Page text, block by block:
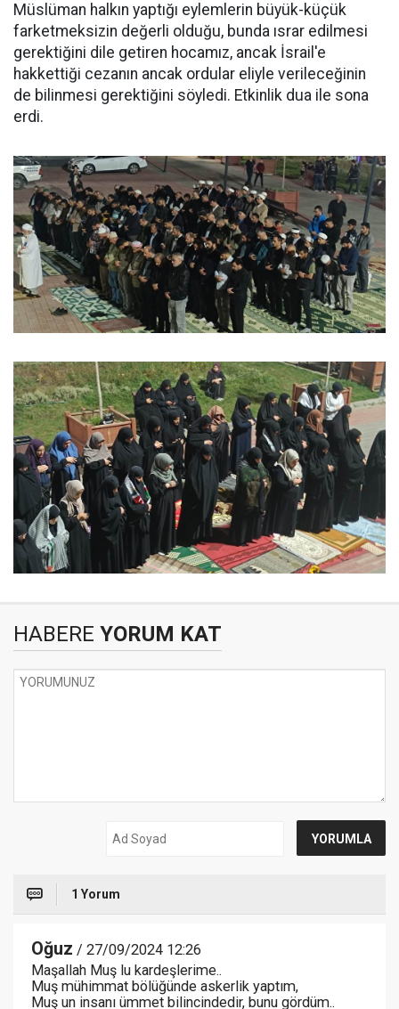
Müslüman halkın yaptığı eylemlerin büyük-küçük
farketmeksizin değerli olduğu, bunda ısrar edilmesi
gerektiğini dile getiren hocamız, ancak İsrail'e
hakkettiği cezanın ancak ordular eliyle verileceğinin
de bilinmesi gerektiğini söyledi. Etkinlik dua ile sona
erdi.
HABERE YORUM KAT
1 Yorum
Oğuz / 27/09/2024 12:26
Maşallah Muş lu kardeşlerime..
Muş mühimmat bölüğünde askerlik yaptım,
Muş un insanı ümmet bilincindedir, bunu gördüm..